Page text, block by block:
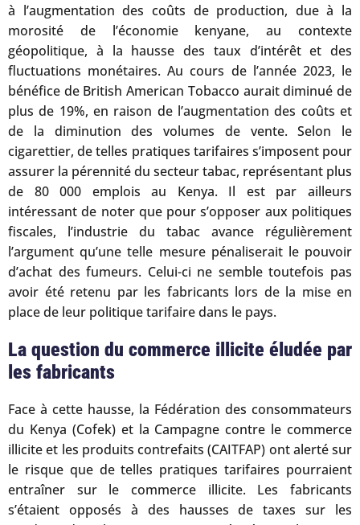
à l’augmentation des coûts de production, due à la
morosité de l’économie kenyane, au contexte
géopolitique, à la hausse des taux d’intérêt et des
fluctuations monétaires. Au cours de l’année 2023, le
bénéfice de British American Tobacco aurait diminué de
plus de 19%, en raison de l’augmentation des coûts et
de la diminution des volumes de vente. Selon le
cigarettier, de telles pratiques tarifaires s’imposent pour
assurer la pérennité du secteur tabac, représentant plus
de 80 000 emplois au Kenya. Il est par ailleurs
intéressant de noter que pour s’opposer aux politiques
fiscales, l’industrie du tabac avance régulièrement
l’argument qu’une telle mesure pénaliserait le pouvoir
d’achat des fumeurs. Celui-ci ne semble toutefois pas
avoir été retenu par les fabricants lors de la mise en
place de leur politique tarifaire dans le pays.
La question du commerce illicite éludée par
les fabricants
Face à cette hausse, la Fédération des consommateurs
du Kenya (Cofek) et la Campagne contre le commerce
illicite et les produits contrefaits (CAITFAP) ont alerté sur
le risque que de telles pratiques tarifaires pourraient
entraîner sur le commerce illicite. Les fabricants
s’étaient opposés à des hausses de taxes sur les